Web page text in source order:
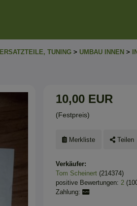
ERSATZTEILE, TUNING > UMBAU INNEN >
10,00 EUR
(Festpreis)
Merkliste Teilen
Verkäufer:
Tom Scheinert(214374)
positive Bewertungen: 2
Zahlung: